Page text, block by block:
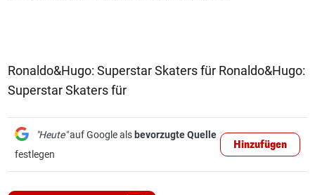
Ronaldo&Hugo: Superstar Skaters für Ronaldo&Hugo:
Superstar Skaters für
"Heute"auf Google als bevorzugte Quelle
festlegen
Hinzufügen